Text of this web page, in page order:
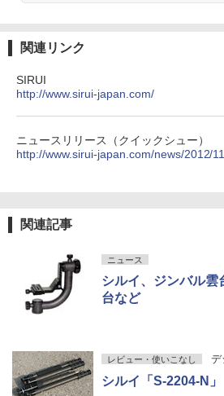
関連リンク
SIRUI
http://www.sirui-japan.com/
ニュースリリース（クイックシュー）
http://www.sirui-japan.com/news/2012/
関連記事
ニュース
シルイ、ジンバル雲
台など
レビュー・使いこなし デ
シルイ「S-2204-N」